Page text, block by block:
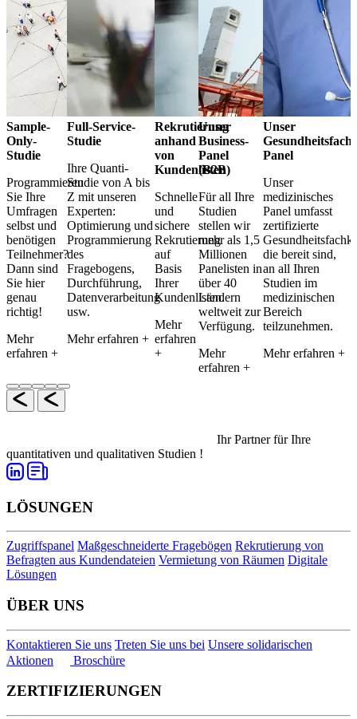
Sample-
Only-
Studie
Programmieren
Sie Ihre
Umfragen
selbst und
benötigen
Teilnehmer?
Dann sind
Sie hier
genau
richtig!
Mehr
erfahren +
Full-Service-
Studie
Ihre Quanti-
Studie von A bis
Z mit unseren
Experten:
Optimierung und
Programmierung
des
Fragebogens,
Durchführung,
Datenverarbeitung
usw.
Mehr erfahren +
Rekrutierung
anhand
von
Kundenlisten
Schnelle
und
sichere
Rekrutierung
auf
Basis
Ihrer
Kundenlisten.
Mehr
erfahren
+
Unser
Business-
Panel
(B2B)
Für all Ihre
Studien
stellen wir
mehr als 1,5
Millionen
Panelisten in
über 40
Ländern
weltweit zur
Verfügung.
Mehr
erfahren +
Unser
Panel
Unser
medizinisches
Panel umfasst
zertifizierte
die bereit sind,
an all Ihren
Studien im
medizinischen
Bereich
teilzunehmen.
Mehr erfahren +
Ihr Partner für Ihre
quantitativen und qualitativen Studien !
LÖSUNGEN
Zugriffspanel Maßgeschneiderte Fragebögen Rekrutierung von
Befragten aus Kundendateien Vermietung von Räumen Digitale
Lösungen
ÜBER UNS
Kontaktieren Sie uns Treten Sie uns bei Unsere solidarischen
Aktionen
Broschüre
ZERTIFIZIERUNGEN